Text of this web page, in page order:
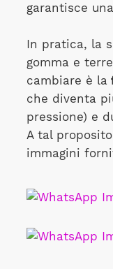
garantisce una
In pratica, la
gomma e
cambiare è la
che diventa
pressione) e
A tal
immagini